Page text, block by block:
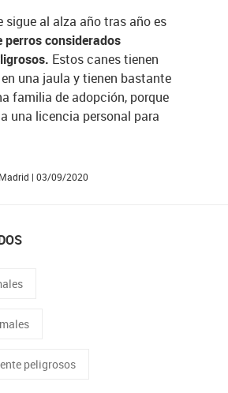
sigue al alza año tras año es
perros considerados
Estos canes tienen
una jaula y tienen bastante
familia de adopción, porque
una licencia personal para
| 03/09/2020
peligrosos